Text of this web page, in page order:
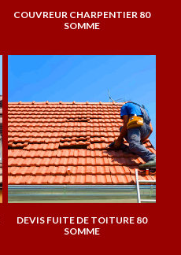
COUVREUR CHARPENTIER 80
SOMME
DEVIS FUITE DE TOITURE 80
SOMME